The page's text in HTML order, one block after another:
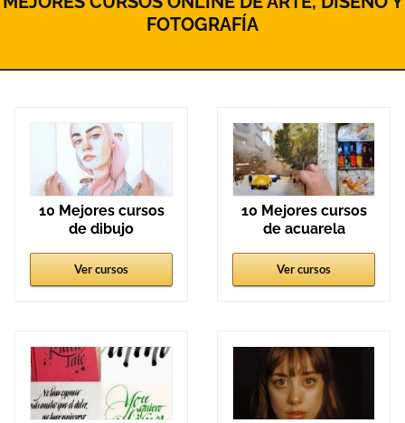
FOTOGRAFÍA
10 Mejores cursos
de dibujo
Ver cursos
10 Mejores cursos
de acuarela
Ver cursos